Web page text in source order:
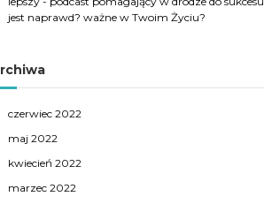
jest naprawd? ważne w Twoim Życiu?
czerwiec 2022
maj 2022
kwiecień 2022
marzec 2022